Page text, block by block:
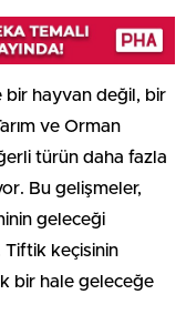
bir hayvan değil, bir
ve Orman
türün daha fazla
Bu gelişmeler,
geleceği
Tiftik keçisinin
bir hale geleceğe